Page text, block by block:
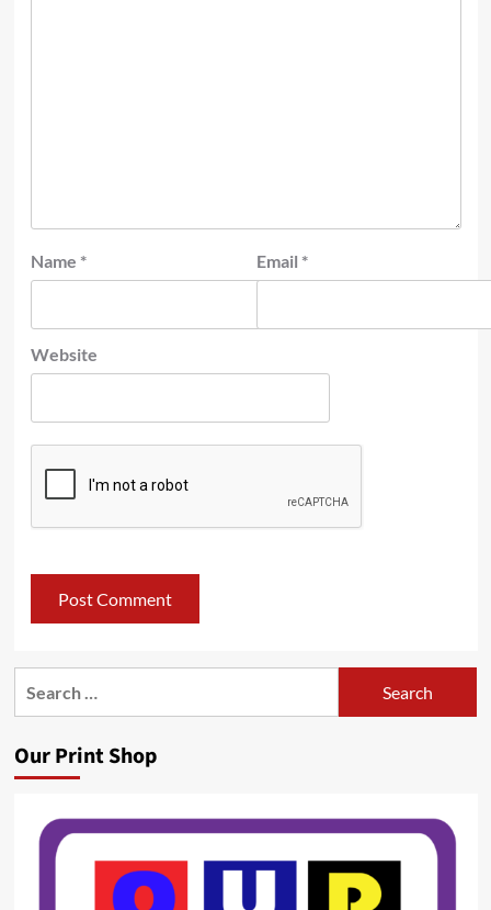
Name * Email *
Website
Our Print Shop